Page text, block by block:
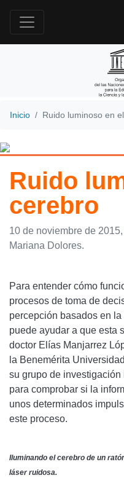
Inicio Ruido luminoso en
Ruido
cerebro
10 de noviembre de
Mariana Dolores.
Para entender cómo
procesos de toma de
percepción basados en
puede ayudar a que esta
doctor Elías Manjarrez
la Benemérita
su grupo de
para comprobar si la
unos determinados
este proceso.
Iluminando el cerebro de un
láser ruidosa.